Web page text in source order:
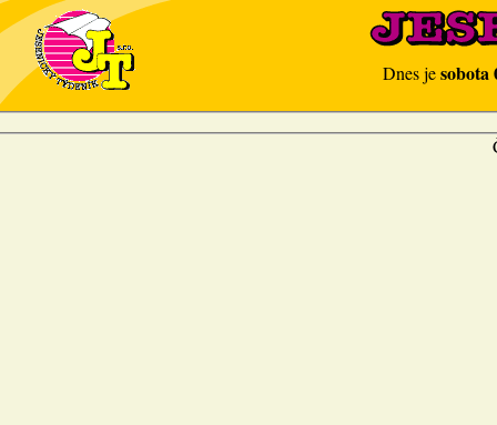
Dnes jesobota